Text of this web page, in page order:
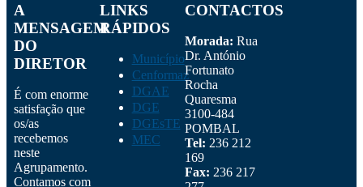
A
MENSAGEM
DO
DIRETOR
É com enorme
satisfação que
os/as
recebemos
neste
Agrupamento.
Contamos com
LINKS
RÁPIDOS
Município
Cenformaz
DGAE
DGE
DGEsTE
MEC
CONTACTOS
Morada: Rua
Dr. António
Fortunato
Rocha
Quaresma
3100-484
POMBAL
Tel: 236 212
169
Fax: 236 217